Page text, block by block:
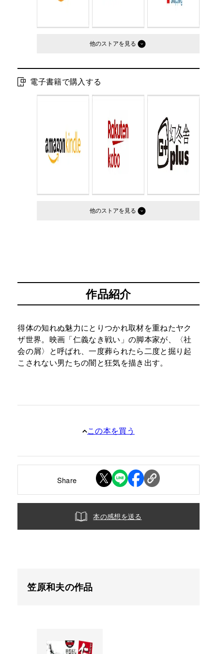
他のストア
電子書籍で購入する
他のストア
作品紹介
得体の知れぬ魅力にとりつかれ取材を重ねたヤク
ザ世界。映画「仁義なき戦い」の脚本家が、〈社
会の屑〉と呼ばれ、一度葬られたら二度と掘り起
こされない男たちの闇と狂気を描き出す。
この本を買う
Share
本の感想を送る
笠原和夫の作品